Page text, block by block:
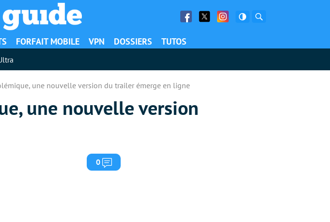
Facebook
Twitter Facebook
FORFAIT MOBILE VPN DOSSIERS TUTOS
une nouvelle version du trailer émerge en ligne
une nouvelle version
0 Commentaires